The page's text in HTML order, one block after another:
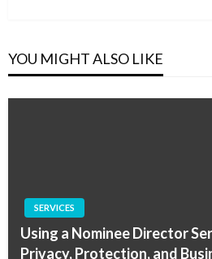
YOU MIGHT ALSO LIKE
SERVICES
Using a Nominee Director
Privacy, Protection, and